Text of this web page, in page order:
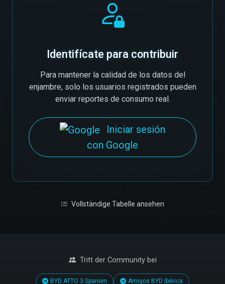
Identifícate para contribuir
Para mantener la calidad de los datos del
enjambre, solo los usuarios registrados pueden
enviar reportes de consumo real.
Iniciar sesión
con Google
Vollständige Tabelle ansehen
Tritt der Community bei
BYD ATTO 3 Spanien Amigos BYD Ibérica